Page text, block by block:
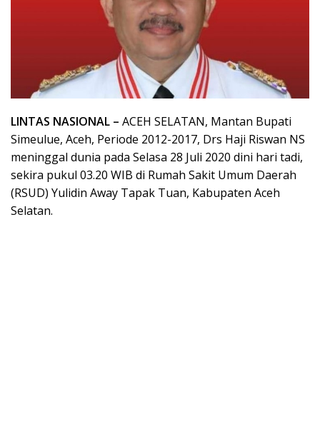
LINTAS NASIONAL – ACEH SELATAN, Mantan Bupati
Simeulue, Aceh, Periode 2012-2017, Drs Haji Riswan NS
meninggal dunia pada Selasa 28 Juli 2020 dini hari tadi,
sekira pukul 03.20 WIB di Rumah Sakit Umum Daerah
(RSUD) Yulidin Away Tapak Tuan, Kabupaten Aceh
Selatan.